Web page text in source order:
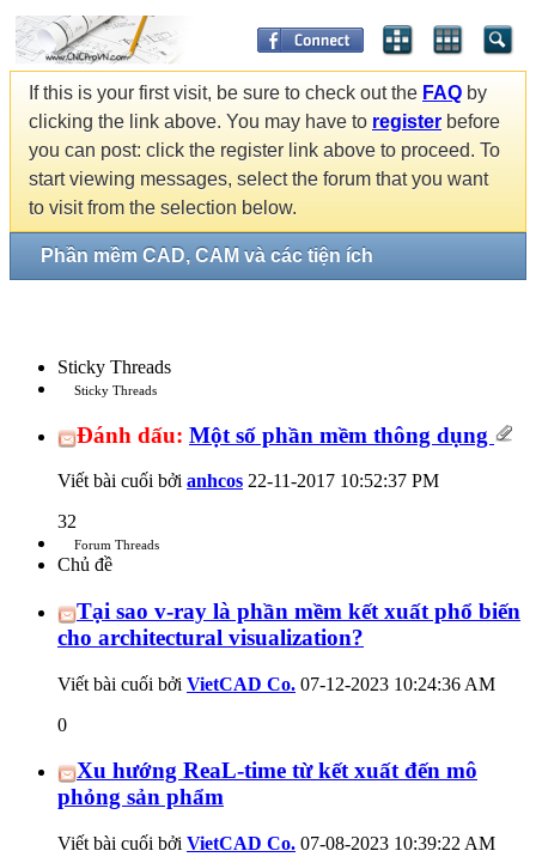
If this is your first visit, be sure to check out the FAQ by
clicking the link above. You may have to register before
you can post: click the register link above to proceed. To
start viewing messages, select the forum that you want
to visit from the selection below.
Phần mềm CAD, CAM và các tiện ích
Sticky Threads
Sticky Threads
Đánh dấu: Một số phần mềm thông dụng
Viết bài cuối bởi anhcos 22-11-2017 10:52:37 PM
32
Forum Threads
Chủ đề
Tại sao v-ray là phần mềm kết xuất phổ biến
cho architectural visualization?
Viết bài cuối bởi VietCAD Co. 07-12-2023 10:24:36 AM
0
Xu hướng ReaL-time từ kết xuất đến mô
phỏng sản phẩm
Viết bài cuối bởi VietCAD Co. 07-08-2023 10:39:22 AM